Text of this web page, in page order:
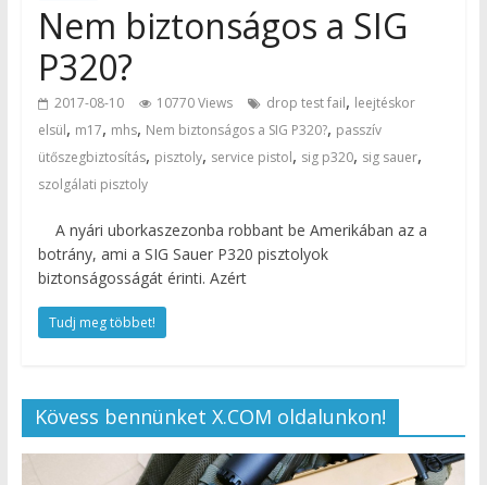
Nem biztonságos a SIG
P320?
2017-08-10 10770 Views drop test fail, leejtéskor
elsül, m17, mhs, Nem biztonságos a SIG P320?, passzív
ütőszegbiztosítás, pisztoly, service pistol, sig p320, sig sauer,
szolgálati pisztoly
A nyári uborkaszezonba robbant be Amerikában az a
botrány, ami a SIG Sauer P320 pisztolyok
biztonságosságát érinti. Azért
Tudj meg többet!
Kövess bennünket X.COM oldalunkon!